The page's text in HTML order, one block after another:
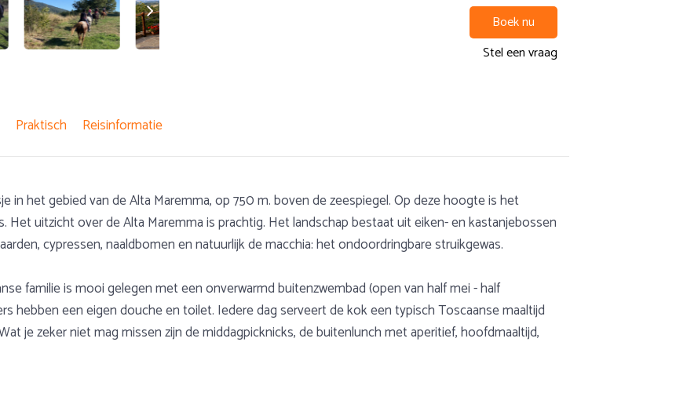
Boek nu
Stel een vraag
Praktisch Reisinformatie
in het gebied van de Alta Maremma, op 750 m. boven de zeespiegel. Op deze hoogte is het
Het uitzicht over de Alta Maremma is prachtig. Het landschap bestaat uit eiken- en kastanjebossen
cypressen, naaldbomen en natuurlijk de macchia: het ondoordringbare struikgewas.
familie is mooi gelegen met een onverwarmd buitenzwembad (open van half mei - half
hebben een eigen douche en toilet. Iedere dag serveert de kok een typisch Toscaanse maaltijd
je zeker niet mag missen zijn de middagpicknicks, de buitenlunch met aperitief, hoofdmaaltijd,